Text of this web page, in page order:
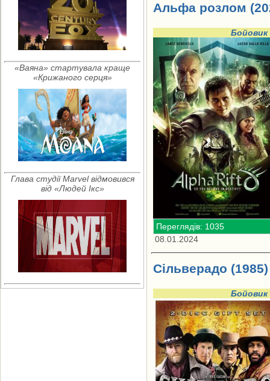
«Ваяна» стартувала краще
«Крижаного серця»
Глава студії Marvel відмовився
від «Людей Ікс»
Альфа розлом
Бойовик
Переглядів: 1035
08.01.2024
Сільверадо (1985)
Бойовик